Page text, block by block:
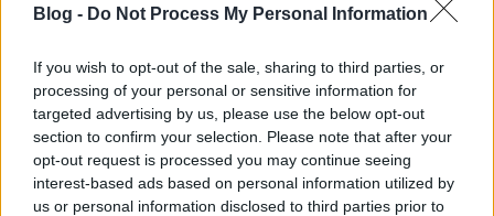
Blog - Do Not Process My Personal Information
If you wish to opt-out of the sale, sharing to third parties, or
processing of your personal or sensitive information for
targeted advertising by us, please use the below opt-out
section to confirm your selection. Please note that after your
opt-out request is processed you may continue seeing
interest-based ads based on personal information utilized by
us or personal information disclosed to third parties prior to
Megpróbálhatod elégetni, eldobni,
elásni, ez a fájdalom mégis veled
marad – Klippremier! boebeck: 8
srecorder•2023. szeptember 07.